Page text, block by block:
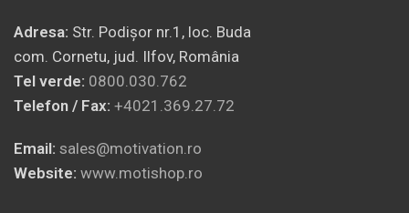
Adresa: Str. Podișor nr.1, loc. Buda
com. Cornetu, jud. Ilfov, România
Tel verde: 0800.030.762
Telefon / Fax: +4021.369.27.72
Email: sales@motivation.ro
Website: www.motishop.ro